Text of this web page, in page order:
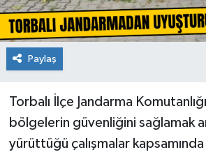
Paylaş
Torbalı İlçe Jandarma
bölgelerin güvenliğini sağlamak
yürüttüğü çalışmalar